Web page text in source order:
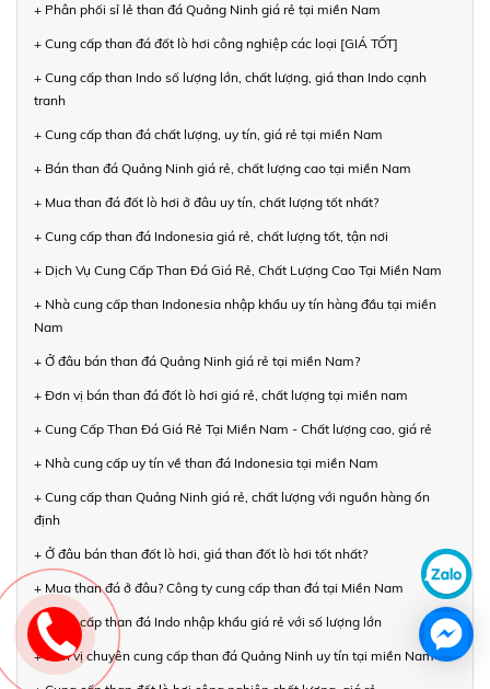
+ Phân phối sỉ lẻ than đá Quảng Ninh giá rẻ tại miền Nam
+ Cung cấp than đá đốt lò hơi công nghiệp các loại [GIÁ TỐT]
+ Cung cấp than Indo số lượng lớn, chất lượng, giá than Indo cạnh
tranh
+ Cung cấp than đá chất lượng, uy tín, giá rẻ tại miền Nam
+ Bán than đá Quảng Ninh giá rẻ, chất lượng cao tại miền Nam
+ Mua than đá đốt lò hơi ở đâu uy tín, chất lượng tốt nhất?
+ Cung cấp than đá Indonesia giá rẻ, chất lượng tốt, tận nơi
+ Dịch Vụ Cung Cấp Than Đá Giá Rẻ, Chất Lượng Cao Tại Miền Nam
+ Nhà cung cấp than Indonesia nhập khẩu uy tín hàng đầu tại miền
Nam
+ Ở đâu bán than đá Quảng Ninh giá rẻ tại miền Nam?
+ Đơn vị bán than đá đốt lò hơi giá rẻ, chất lượng tại miền nam
+ Cung Cấp Than Đá Giá Rẻ Tại Miền Nam - Chất lượng cao, giá rẻ
+ Nhà cung cấp uy tín về than đá Indonesia tại miền Nam
+ Cung cấp than Quảng Ninh giá rẻ, chất lượng với nguồn hàng ổn
định
+ Ở đâu bán than đốt lò hơi, giá than đốt lò hơi tốt nhất?
+ Mua than đá ở đâu? Công ty cung cấp than đá tại Miền Nam
+ Cung cấp than đá Indo nhập khẩu giá rẻ với số lượng lớn
+ Đơn vị chuyên cung cấp than đá Quảng Ninh uy tín tại miền Nam